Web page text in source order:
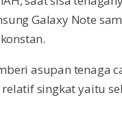
Galaxy Note
asupan tenaga
singkat yaitu